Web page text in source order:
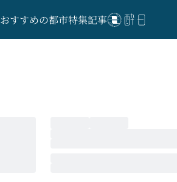
おすすめの都市特集記事